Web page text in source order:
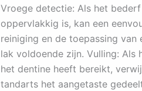
Vroege detectie: Als het
oppervlakkig is, kan een
reiniging en de toepassing van
lak voldoende zijn. Vulling: Als
het dentine heeft bereikt,
tandarts het aangetaste